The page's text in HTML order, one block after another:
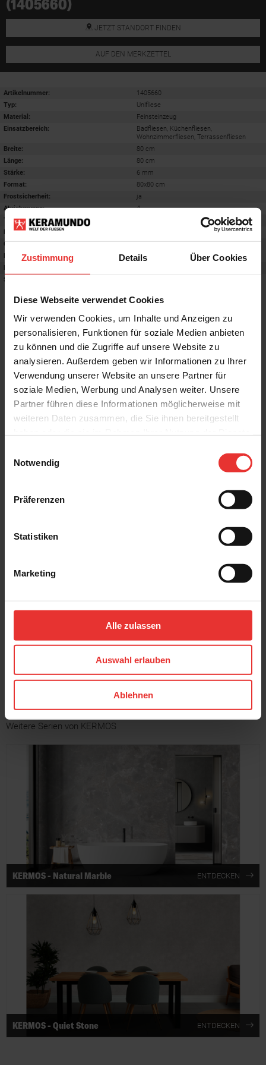
Zustimmung Details Über Cookies
Diese Webseite verwendet Cookies
Wir verwenden Cookies, um Inhalte und Anzeigen zu
personalisieren, Funktionen für soziale Medien anbieten
zu können und die Zugriffe auf unsere Website zu
analysieren. Außerdem geben wir Informationen zu Ihrer
Verwendung unserer Website an unsere Partner für
soziale Medien, Werbung und Analysen weiter. Unsere
Partner führen diese Informationen möglicherweise mit
weiteren Daten zusammen, die Sie ihnen bereitgestellt
Notwendig
Präferenzen
Statistiken
Marketing
Alle zulassen
Auswahl erlauben
Ablehnen
(1405660)
JETZT STANDORT FINDEN
AUF DEN MERKZETTEL
Artikelnummer:
1405660
Typ:
Unifliese
Material:
Feinsteinzeug
Einsatzbereich:
Badfliesen, Küchenfliesen,
Wohnzimmerfliesen, Terrassenfliesen
Breite:
80 cm
Länge:
80 cm
Stärke:
6 mm
Format:
80x80 cm
Frostsicherheit:
ja
Abriebgruppe:
4
Trittsicherheit barfuß:
Farbton:
Oberfläche:
matt
Rektifiziert:
ja
Rutschhemmwert
Stilrichtung
Weitere Produkte aus der Serie
Solana
Solana
Solana
creme - matt
Weitere Serien von KERMOS
KERMOS - Natural Marble ENTDECKEN
KERMOS - Quiet Stone ENTDECKEN